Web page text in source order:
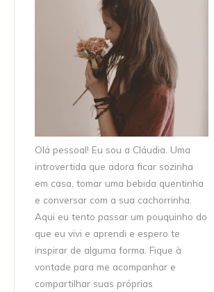
Olá pessoal! Eu sou a Cláudia. Uma
introvertida que adora ficar sozinha
em casa, tomar uma bebida quentinha
e conversar com a sua cachorrinha.
Aqui eu tento passar um pouquinho do
que eu vivi e aprendi e espero te
inspirar de alguma forma. Fique à
vontade para me acompanhar e
compartilhar suas próprias